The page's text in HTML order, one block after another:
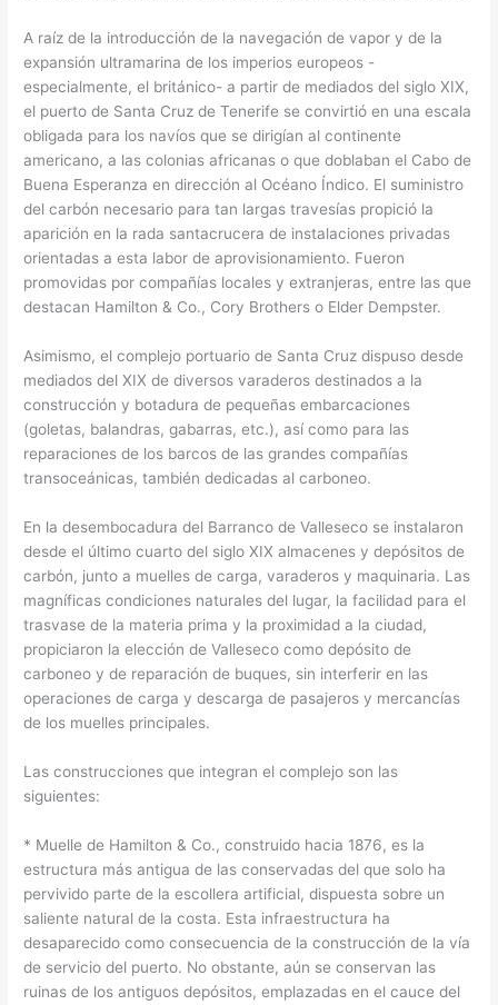
A raíz de la introducción de la navegación de vapor y de la
expansión ultramarina de los imperios europeos -
especialmente, el británico- a partir de mediados del siglo XIX,
el puerto de Santa Cruz de Tenerife se convirtió en una escala
obligada para los navíos que se dirigían al continente
americano, a las colonias africanas o que doblaban el Cabo de
Buena Esperanza en dirección al Océano Índico. El suministro
del carbón necesario para tan largas travesías propició la
aparición en la rada santacrucera de instalaciones privadas
orientadas a esta labor de aprovisionamiento. Fueron
promovidas por compañías locales y extranjeras, entre las que
destacan Hamilton & Co., Cory Brothers o Elder Dempster.
Asimismo, el complejo portuario de Santa Cruz dispuso desde
mediados del XIX de diversos varaderos destinados a la
construcción y botadura de pequeñas embarcaciones
(goletas, balandras, gabarras, etc.), así como para las
reparaciones de los barcos de las grandes compañías
transoceánicas, también dedicadas al carboneo.
En la desembocadura del Barranco de Valleseco se instalaron
desde el último cuarto del siglo XIX almacenes y depósitos de
carbón, junto a muelles de carga, varaderos y maquinaria. Las
magníficas condiciones naturales del lugar, la facilidad para el
trasvase de la materia prima y la proximidad a la ciudad,
propiciaron la elección de Valleseco como depósito de
carboneo y de reparación de buques, sin interferir en las
operaciones de carga y descarga de pasajeros y mercancías
de los muelles principales.
Las construcciones que integran el complejo son las
siguientes:
* Muelle de Hamilton & Co., construido hacia 1876, es la
estructura más antigua de las conservadas del que solo ha
pervivido parte de la escollera artificial, dispuesta sobre un
saliente natural de la costa. Esta infraestructura ha
desaparecido como consecuencia de la construcción de la vía
de servicio del puerto. No obstante, aún se conservan las
ruinas de los antiguos depósitos, emplazadas en el cauce del